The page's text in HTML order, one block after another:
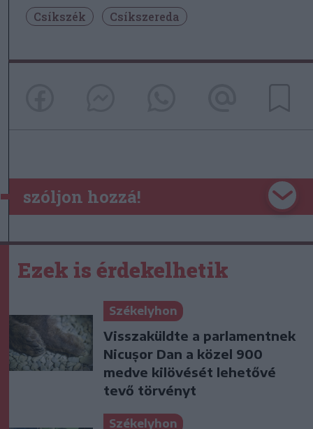
Csíkszék Csíkszereda
szóljon hozzá!
Ezek is érdekelhetik
Székelyhon
Visszaküldte a parlamentnek
Nicușor Dan a közel 900
medve kilövését lehetővé
tevő törvényt
Székelyhon